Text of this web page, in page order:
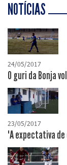
NOTÍCIAS
24/05/2017
O guri da Bonja
23/05/2017
"A expectativa